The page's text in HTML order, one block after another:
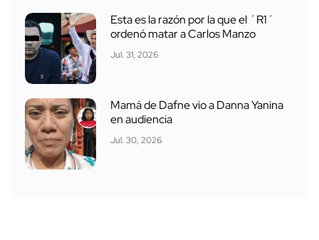
Esta es la razón por la que el ´R1´
ordenó matar a Carlos Manzo
Jul. 31, 2026
Mamá de Dafne vio a Danna Yanina
en audiencia
Jul. 30, 2026